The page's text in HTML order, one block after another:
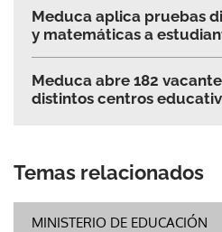
Meduca aplica pruebas
y matemáticas a
Meduca abre 182
distintos centros
Temas relacionados
MINISTERIO DE EDUCACIÓN